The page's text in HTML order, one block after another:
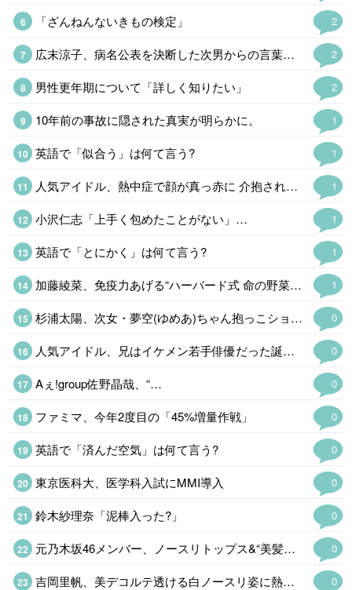
2
「ざんねんないきもの検定」
2
広末涼子、病名公表を決断した次男からの言葉「言い訳にするのも嫌だった」
2
男性更年期について「詳しく知りたい」
1
10年前の事故に隠された真実が明らかに。
1
英語で「似合う」は何て言う?
1
人気アイドル、熱中症で顔が真っ赤に 介抱される様子公開「苦しそう」
1
小沢仁志「上手く包めたことがない」…
1
英語で「とにかく」は何て言う?
1
加藤綾菜、免疫力あげる“ハーバード式 命の野菜スープ公開「野菜たっぷりで…
0
杉浦太陽、次女・夢空(ゆめあ)ちゃん抱っこショット公開「愛が溢れてる」
0
人気アイドル、兄はイケメン若手俳優だった誕プレはルイ・ヴィトン・“…
0
Aぇ!group佐野晶哉、“…
0
ファミマ、今年2度目の「45%増量作戦」
0
英語で「済んだ空気」は何て言う?
0
東京医科大、医学科入試にMMI導入
0
鈴木紗理奈「泥棒入った?」
0
元乃木坂46メンバー、ノースリトップス&“美髪整形後の最新ショットにファン悶絶「ビジュ最強」
0
吉岡里帆、美デコルテ透ける白ノースリ姿に熱視線「美しすぎて二度見」